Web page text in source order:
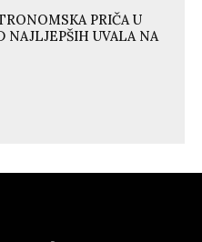
PRIČA U
NAJLJEPŠIH UVALA NA